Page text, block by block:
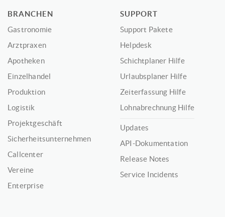
BRANCHEN
Gastronomie
Arztpraxen
Apotheken
Einzelhandel
Produktion
Logistik
Projektgeschäft
Sicherheitsunternehmen
Callcenter
Vereine
Enterprise
SUPPORT
Support Pakete
Helpdesk
Schichtplaner Hilfe
Urlaubsplaner Hilfe
Zeiterfassung Hilfe
Lohnabrechnung Hilfe
Updates
API-Dokumentation
Release Notes
Service Incidents